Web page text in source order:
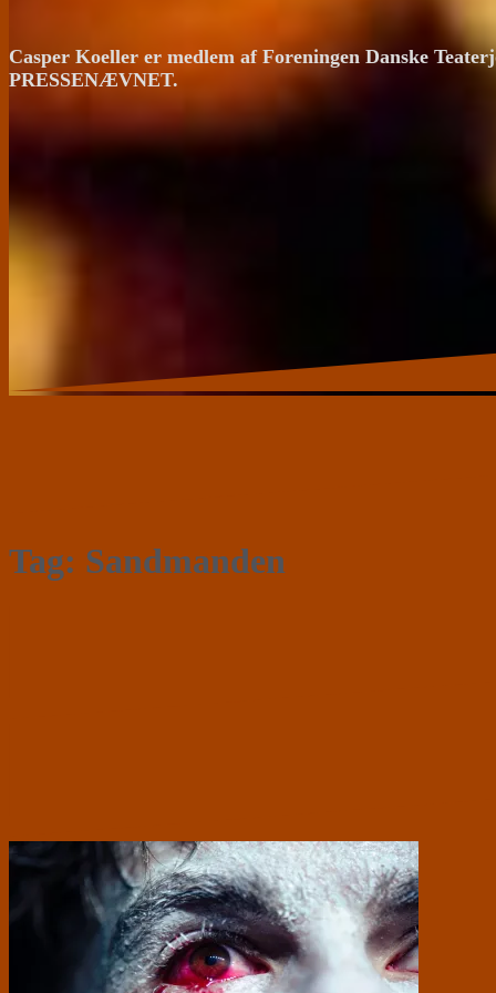
Casper Koeller er medlem af Foreningen Danske
PRESSENÆVNET.
Tag: Sandmanden